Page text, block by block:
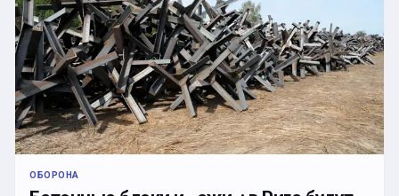
ОБОРОНА